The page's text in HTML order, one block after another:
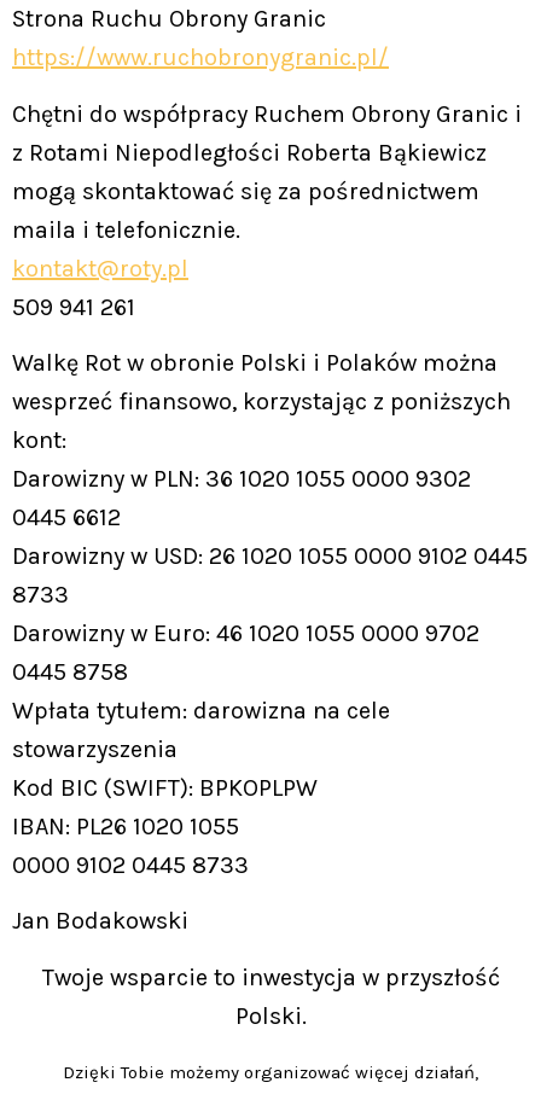
Strona Ruchu Obrony Granic
https://www.ruchobronygranic.pl/
Chętni do współpracy Ruchem Obrony Granic i
z Rotami Niepodległości Roberta Bąkiewicz
mogą skontaktować się za pośrednictwem
maila i telefonicznie.
kontakt@roty.pl
509 941 261
Walkę Rot w obronie Polski i Polaków można
wesprzeć finansowo, korzystając z poniższych
kont:
Darowizny w PLN: 36 1020 1055 0000 9302
0445 6612
Darowizny w USD: 26 1020 1055 0000 9102 0445
8733
Darowizny w Euro: 46 1020 1055 0000 9702
0445 8758
Wpłata tytułem: darowizna na cele
stowarzyszenia
Kod BIC (SWIFT): BPKOPLPW
IBAN: PL26 1020 1055
0000 9102 0445 8733
Jan Bodakowski
Twoje wsparcie to inwestycja w przyszłość
Polski.
Dzięki Tobie możemy organizować więcej działań,